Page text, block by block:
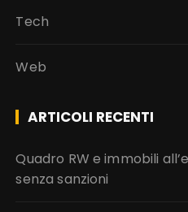
Tech
Web
ARTICOLI RECENTI
Quadro RW e immobili
senza sanzioni